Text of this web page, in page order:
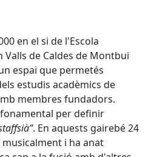
en el si de l'Escola
Valls de Caldes de Montbui
espai que permetés
estudis acadèmics de
membres fundadors.
per definir
. En aquests gairebé 24
i ha anat